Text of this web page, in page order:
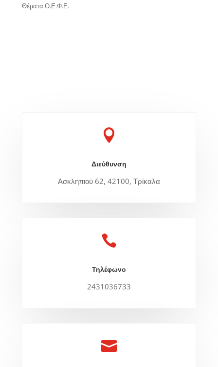
Θέματα Ο.Ε.Φ.Ε.

Διεύθυνση
Ασκληπιού 62, 42100, Τρίκαλα

Τηλέφωνο
2431036733
